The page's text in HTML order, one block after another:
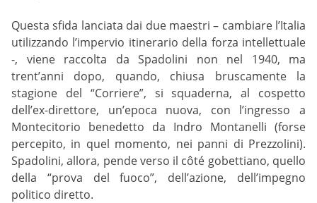
Questa sfida lanciata dai due maestri – cambiare l’Italia
utilizzando l’impervio itinerario della forza intellettuale
-, viene raccolta da Spadolini non nel 1940, ma
trent’anni dopo, quando, chiusa bruscamente la
stagione del “Corriere”, si squaderna, al cospetto
dell’ex-direttore, un’epoca nuova, con l’ingresso a
Montecitorio benedetto da Indro Montanelli (forse
percepito, in quel momento, nei panni di Prezzolini).
Spadolini, allora, pende verso il côté gobettiano, quello
della “prova del fuoco”, dell’azione, dell’impegno
politico diretto.